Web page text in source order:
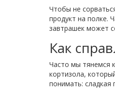
Чтобы не
продукт на полке.
завтрашек может
Как
Часто мы тянемся
кортизола,
понимать: сладкая